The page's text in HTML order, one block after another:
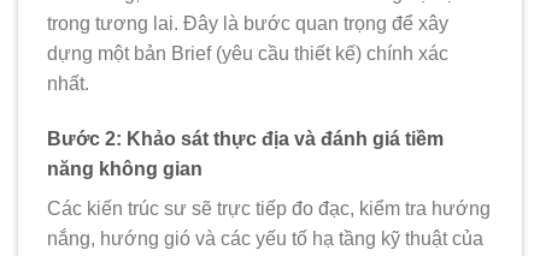
trong tương lai. Đây là bước quan trọng để xây
dựng một bản Brief (yêu cầu thiết kế) chính xác
nhất.
Bước 2: Khảo sát thực địa và đánh giá tiềm
năng không gian
Các kiến trúc sư sẽ trực tiếp đo đạc, kiểm tra hướng
nắng, hướng gió và các yếu tố hạ tầng kỹ thuật của